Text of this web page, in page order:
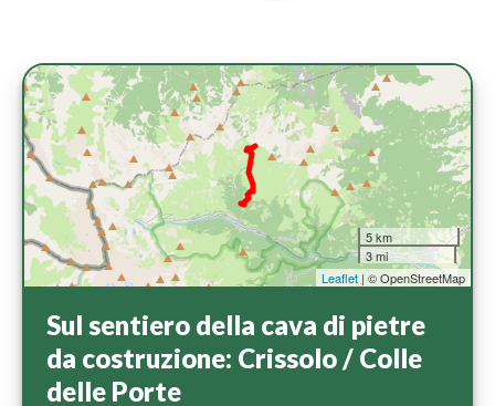
5 km
3 mi
Leaflet | © OpenStreetMap
Sul sentiero della cava di pietre
da costruzione: Crissolo / Colle
delle Porte